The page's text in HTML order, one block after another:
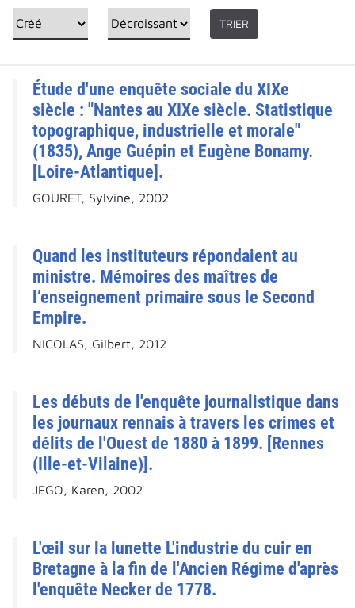
TRIER
Étude d'une enquête sociale du XIXe
siècle : "Nantes au XIXe siècle. Statistique
topographique, industrielle et morale"
(1835), Ange Guépin et Eugène Bonamy.
[Loire-Atlantique].
GOURET, Sylvine, 2002
Quand les instituteurs répondaient au
ministre. Mémoires des maîtres de
l’enseignement primaire sous le Second
Empire.
NICOLAS, Gilbert, 2012
Les débuts de l'enquête journalistique dans
les journaux rennais à travers les crimes et
délits de l'Ouest de 1880 à 1899. [Rennes
(Ille-et-Vilaine)].
JEGO, Karen, 2002
L'œil sur la lunette L'industrie du cuir en
Bretagne à la fin de l'Ancien Régime d'après
l'enquête Necker de 1778.